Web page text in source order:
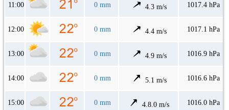
11:00 0 mm 4.3 m/s 1017.4 hPa
12:00 0 mm 4.4 m/s 1017.1 hPa
13:00 0 mm 4.9 m/s 1016.9 hPa
14:00 0 mm 5.1 m/s 1016.6 hPa
15:00 0 mm 4.8.0 m/s 1016.0 hPa